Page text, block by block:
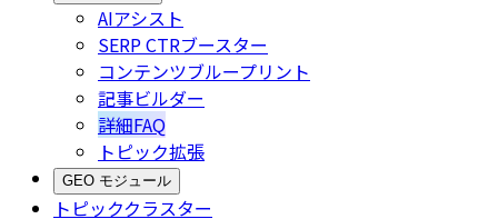
AIアシスト
SERP CTRブースター
コンテンツブループリント
記事ビルダー
詳細FAQ
トピック拡張
GEO モジュール
トピッククラスター